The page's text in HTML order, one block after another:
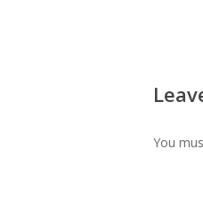
You